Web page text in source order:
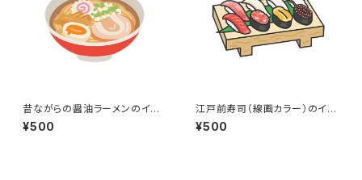
昔ながらの醤油ラーメンのイラ
スト
¥500
江戸前寿司（線画カラー）のイラ
スト
¥500